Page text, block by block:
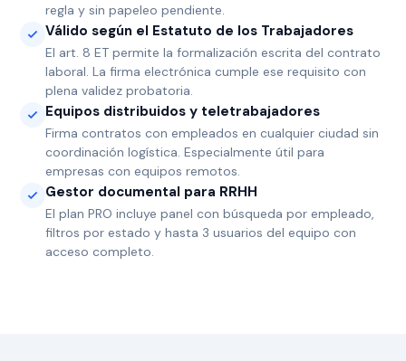
regla y sin papeleo pendiente.
Válido según el Estatuto de los Trabajadores
El art. 8 ET permite la formalización escrita del contrato
laboral. La firma electrónica cumple ese requisito con
plena validez probatoria.
Equipos distribuidos y teletrabajadores
Firma contratos con empleados en cualquier ciudad sin
coordinación logística. Especialmente útil para
empresas con equipos remotos.
Gestor documental para RRHH
El plan PRO incluye panel con búsqueda por empleado,
filtros por estado y hasta 3 usuarios del equipo con
acceso completo.